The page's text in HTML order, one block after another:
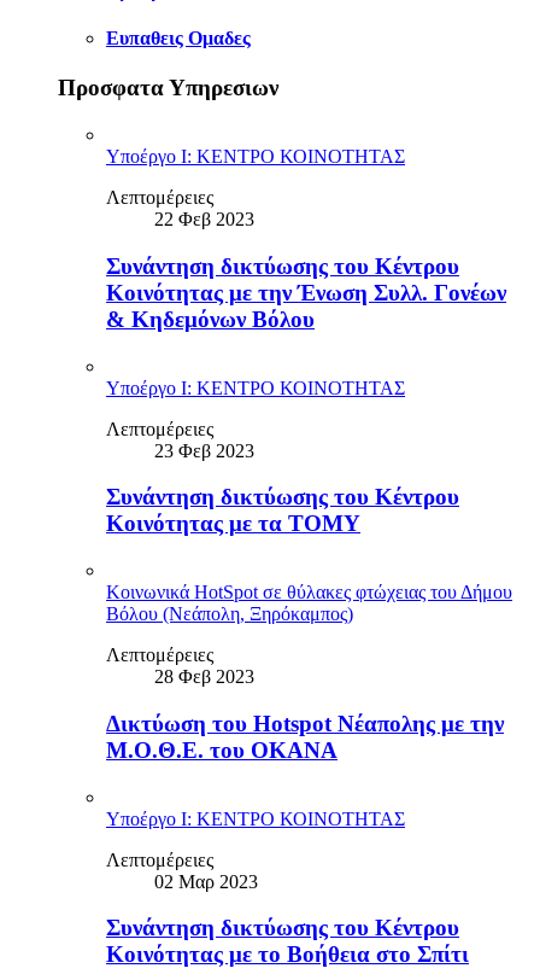
Ευπαθεις Ομαδες
Προσφατα Υπηρεσιων
Υποέργο Ι: ΚΕΝΤΡΟ ΚΟΙΝΟΤΗΤΑΣ
Λεπτομέρειες
22 Φεβ 2023
Συνάντηση δικτύωσης του Κέντρου
Κοινότητας με την Ένωση Συλλ. Γονέων
& Κηδεμόνων Βόλου
Υποέργο Ι: ΚΕΝΤΡΟ ΚΟΙΝΟΤΗΤΑΣ
Λεπτομέρειες
23 Φεβ 2023
Συνάντηση δικτύωσης του Κέντρου
Κοινότητας με τα ΤΟΜΥ
Κοινωνικά HotSpot σε θύλακες φτώχειας του Δήμου
Βόλου (Νεάπολη, Ξηρόκαμπος)
Λεπτομέρειες
28 Φεβ 2023
Δικτύωση του Hotspot Νέαπολης με την
Μ.Ο.Θ.Ε. του ΟΚΑΝΑ
Υποέργο Ι: ΚΕΝΤΡΟ ΚΟΙΝΟΤΗΤΑΣ
Λεπτομέρειες
02 Μαρ 2023
Συνάντηση δικτύωσης του Κέντρου
Κοινότητας με το Βοήθεια στο Σπίτι